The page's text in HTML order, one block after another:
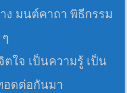
ง มนต์คาถา พิธีกรรม
ใจ เป็นความรู้ เป็น
อดต่อกันมา